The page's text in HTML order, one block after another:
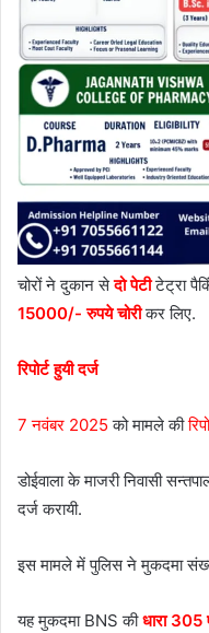
चोरों ने दुकान सेदो पेटीटेट्रा
15000/- रुपये चोरीकर लिए.
रिपोर्ट हुयी दर्ज
7 नवंबर 2025 को मामले की
डोईवाला के माजरी निवासी
दर्ज करायी.
इस मामले में पुलिस ने मुकदमा
यह मुकदमा BNS कीधारा 305